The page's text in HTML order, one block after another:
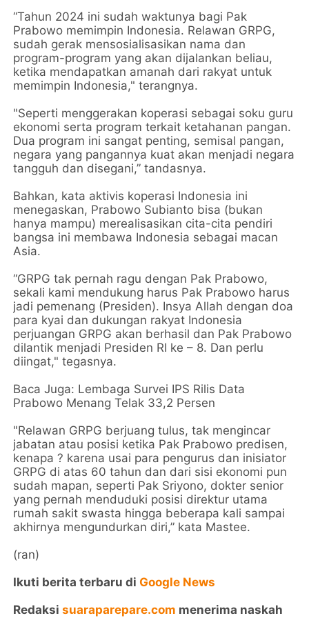
“Tahun 2024 ini sudah waktunya bagi Pak
Prabowo memimpin Indonesia. Relawan GRPG,
sudah gerak mensosialisasikan nama dan
program-program yang akan dijalankan beliau,
ketika mendapatkan amanah dari rakyat untuk
memimpin Indonesia," terangnya.
"Seperti menggerakan koperasi sebagai soku guru
ekonomi serta program terkait ketahanan pangan.
Dua program ini sangat penting, semisal pangan,
negara yang pangannya kuat akan menjadi negara
tangguh dan disegani,” tandasnya.
Bahkan, kata aktivis koperasi Indonesia ini
menegaskan, Prabowo Subianto bisa (bukan
hanya mampu) merealisasikan cita-cita pendiri
bangsa ini membawa Indonesia sebagai macan
Asia.
“GRPG tak pernah ragu dengan Pak Prabowo,
sekali kami mendukung harus Pak Prabowo harus
jadi pemenang (Presiden). Insya Allah dengan doa
para kyai dan dukungan rakyat Indonesia
perjuangan GRPG akan berhasil dan Pak Prabowo
dilantik menjadi Presiden RI ke – 8. Dan perlu
diingat," tegasnya.
Baca Juga: Lembaga Survei IPS Rilis Data
Prabowo Menang Telak 33,2 Persen
"Relawan GRPG berjuang tulus, tak mengincar
jabatan atau posisi ketika Pak Prabowo predisen,
kenapa ? karena usai para pengurus dan inisiator
GRPG di atas 60 tahun dan dari sisi ekonomi pun
sudah mapan, seperti Pak Sriyono, dokter senior
yang pernah menduduki posisi direktur utama
rumah sakit swasta hingga beberapa kali sampai
akhirnya mengundurkan diri,” kata Mastee.
(ran)
Ikuti berita terbaru diGoogle News
Redaksisuaraparepare.com menerima naskah